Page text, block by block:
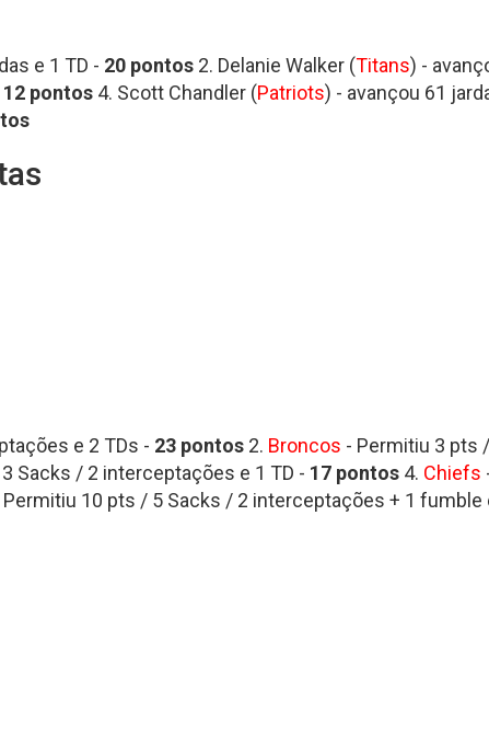
e 1 TD - 20 pontos 2. Delanie Walker (Titans) -
12 pontos 4. Scott Chandler (Patriots) - avançou 61
e 2 TDs - 23 pontos 2. Broncos - Permitiu 3 pts
Sacks / 2 interceptações e 1 TD - 17 pontos 4. Chiefs
Permitiu 10 pts / 5 Sacks / 2 interceptações + 1 fumble